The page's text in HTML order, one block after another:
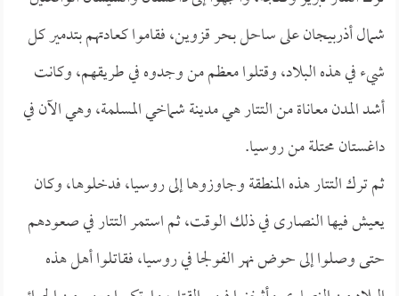
شمال أذربيجان على ساحل بحر قزوين، فقاموا كعادتهم بتدمير كل
شيء في هذه البلاد، وقتلوا معظم من وجدوه في طريقهم، وكانت
أشد المدن معاناة من التتار هي مدينة شماخي المسلمة، وهي الآن في
داغستان محتلة من روسيا.
ثم ترك التتار هذه المنطقة وجاوزوها إلى روسيا، فدخلوها، وكان
يعيش فيها النصارى في ذلك الوقت، ثم استمر التتار في صعودهم
حتى وصلوا إلى حوض نهر الفولجا في روسيا، فقاتلوا أهل هذه